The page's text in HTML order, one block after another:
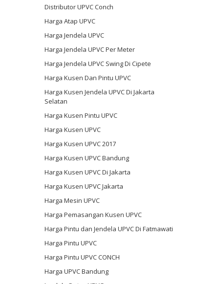
Distributor UPVC Conch
Harga Atap UPVC
Harga Jendela UPVC
Harga Jendela UPVC Per Meter
Harga Jendela UPVC Swing Di Cipete
Harga Kusen Dan Pintu UPVC
Harga Kusen Jendela UPVC Di Jakarta
Selatan
Harga Kusen Pintu UPVC
Harga Kusen UPVC
Harga Kusen UPVC 2017
Harga Kusen UPVC Bandung
Harga Kusen UPVC Di Jakarta
Harga Kusen UPVC Jakarta
Harga Mesin UPVC
Harga Pemasangan Kusen UPVC
Harga Pintu dan Jendela UPVC Di Fatmawati
Harga Pintu UPVC
Harga Pintu UPVC CONCH
Harga UPVC Bandung